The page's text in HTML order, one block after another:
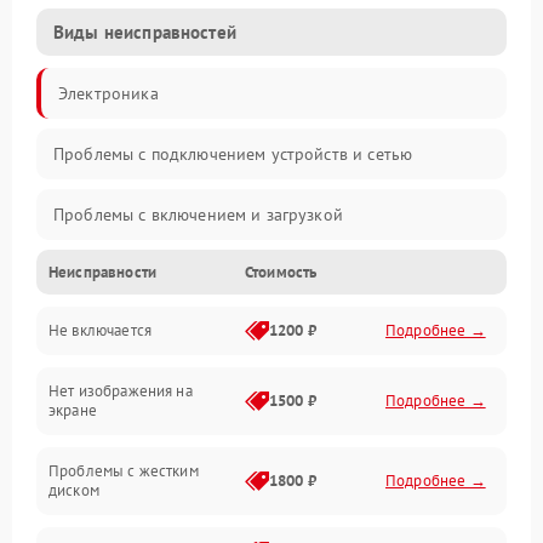
Виды неисправностей
Электроника
Проблемы с подключением устройств и сетью
Проблемы с включением и загрузкой
Проблемы с изображением и монитором
Проблемы с производительностью и стабильностью
Прочие специфичные проблемы
Неисправности Стоимость
Не включается 1200 ₽ Подробнее →
Нет изображения на
экране
1500 ₽ Подробнее →
Проблемы с жестким
диском
1800 ₽ Подробнее →